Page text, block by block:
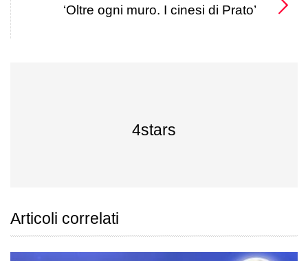
‘Oltre ogni muro. I cinesi di Prato’
4stars
Articoli correlati